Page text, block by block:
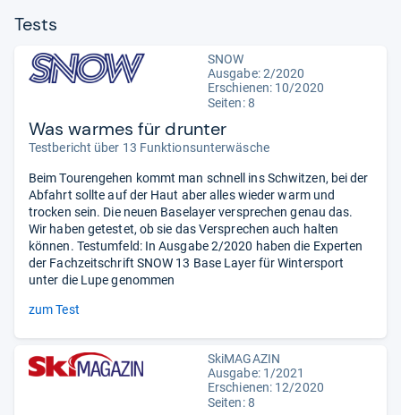
Tests
SNOW
Ausgabe: 2/2020
Erschienen: 10/2020
Seiten: 8
Was warmes für drunter
Testbericht über 13 Funktionsunterwäsche
Beim Tourengehen kommt man schnell ins Schwitzen, bei der
Abfahrt sollte auf der Haut aber alles wieder warm und
trocken sein. Die neuen Baselayer versprechen genau das.
Wir haben getestet, ob sie das Versprechen auch halten
können. Testumfeld: In Ausgabe 2/2020 haben die Experten
der Fachzeitschrift SNOW 13 Base Layer für Wintersport
unter die Lupe genommen
zum Test
SkiMAGAZIN
Ausgabe: 1/2021
Erschienen: 12/2020
Seiten: 8